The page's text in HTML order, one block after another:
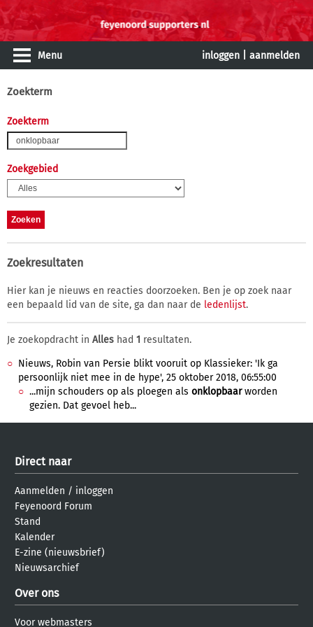
Menu inloggen aanmelden
Zoekterm
Zoekterm
Zoekgebied
Zoekresultaten
Hier kan je nieuws en reacties doorzoeken. Ben je op zoek naar
een bepaald lid van de site, ga dan naar de ledenlijst.
Je zoekopdracht in Alles had 1 resultaten.
Nieuws, Robin van Persie blikt vooruit op Klassieker: 'Ik ga
persoonlijk niet mee in de hype', 25 oktober 2018, 06:55:00
...mijn schouders op als ploegen als onklopbaarworden
gezien. Dat gevoel heb...
Direct naar
Aanmelden / inloggen
Feyenoord Forum
Stand
Kalender
E-zine (nieuwsbrief)
Nieuwsarchief
Over ons
Voor webmasters